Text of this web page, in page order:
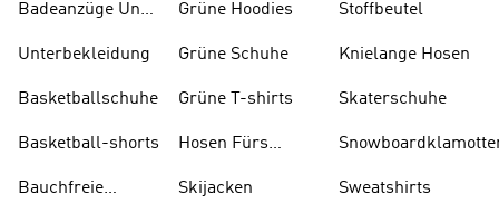
Badeanzüge Und
Unterbekleidung
Basketballschuhe
Basketball-shorts
Bauchfreie
Grüne Hoodies
Grüne Schuhe
Grüne T-shirts
Hosen Fürs
Skijacken
Stoffbeutel
Knielange Hosen
Skaterschuhe
Sweatshirts